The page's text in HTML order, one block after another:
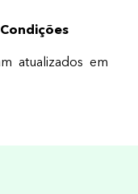
atualizados em